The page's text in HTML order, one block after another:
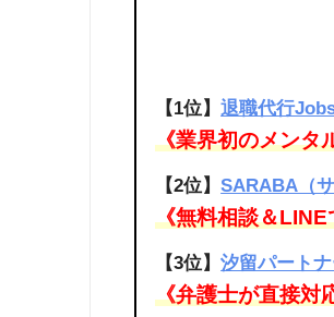
【1位】退職代行
《業界初のメンタ
【2位】SARABA（サ
《無料相談＆
【3位】汐留パート
《弁護士が直接対